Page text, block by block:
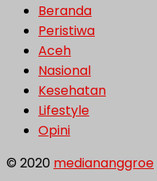
Beranda
Peristiwa
Aceh
Nasional
Kesehatan
Lifestyle
Opini
© 2020 mediananggroe